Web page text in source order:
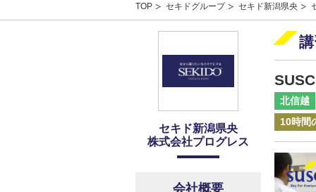
TOP セキドグループ セキド新潟県央
セキド新潟県央
株式会社プログレス
会社概要
北信越
10時間